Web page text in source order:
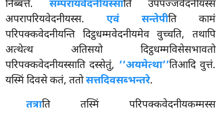
निब्बत्ते. सम्परायवेदनीयस्साति उपपज्जवेदनीयस्स
अपरापरियवेदनीयस्स.एवं सन्तेपीति कामं
परिपक्कवेदनीयन्ति दिट्ठधम्मवेदनीयमेव वुच्चति, तथापि
अत्थेत्थ अतिसयो दिट्ठधम्मविसेसभावतो
परिपक्कवेदनीयस्साति दस्सेतुं, ‘‘अयमेत्था’’तिआदि वुत्तं.
यस्मिं दिवसे कतं, ततोसत्तदिवसब्भन्तरे.
तत्राति तस्मिं परिपक्कवेदनीयकम्मस्स